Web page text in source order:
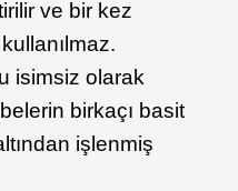
ve bir kez
isimsiz olarak
birkaçı basit
işlenmiş